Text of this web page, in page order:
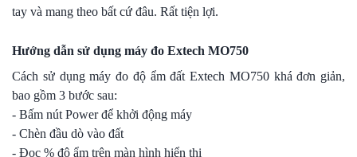
tay và mang theo bất cứ đâu. Rất tiện lợi.
Hướng dẫn sử dụng máy đo Extech MO750
Cách sử dụng máy đo độ ẩm đất Extech MO750 khá đơn giản,
bao gồm 3 bước sau:
- Bấm nút Power để khởi động máy
- Chèn đầu dò vào đất
- Đọc % độ ẩm trên màn hình hiển thị